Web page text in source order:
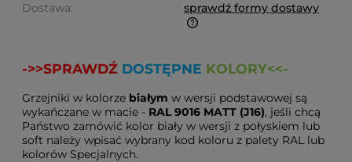
Dostawa:
sprawdź formy dostawy
produktów które się w nim znajdują.
->>SPRAWDŹ DOSTĘPNE KOLORY<<-
Grzejniki w kolorze białym w wersji podstawowej są
wykańczane w macie - RAL 9016 MATT (J16), jeśli chcą
Państwo zamówić kolor biały w wersji z połyskiem lub
soft należy wpisać wybrany kod koloru z palety RAL lub
kolorów Specjalnych.